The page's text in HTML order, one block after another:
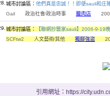
城市討論區： 他們真是忠誠！！即便sauli和庄
Gail 政治社會∕政治時事 臘肉店
城市討論區：
【聯網抄襲家sauli】2006-9-19
SCFtw2 人文藝術∕其他 獨腳強盜
引用網址：https://